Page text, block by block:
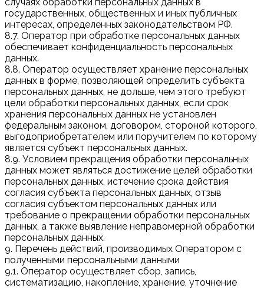
государственных, общественных и иных публичных
интересах, определенных законодательством РФ.
8.7. Оператор при обработке персональных данных
обеспечивает конфиденциальность персональных
данных.
8.8. Оператор осуществляет хранение персональных
данных в форме, позволяющей определить субъекта
персональных данных, не дольше, чем этого требуют
цели обработки персональных данных, если срок
хранения персональных данных не установлен
федеральным законом, договором, стороной которого,
выгодоприобретателем или поручителем по которому
является субъект персональных данных.
8.9. Условием прекращения обработки персональных
данных может являться достижение целей обработки
персональных данных, истечение срока действия
согласия субъекта персональных данных, отзыв
согласия субъектом персональных данных или
требование о прекращении обработки персональных
данных, а также выявление неправомерной обработки
персональных данных.
9. Перечень действий, производимых Оператором с
полученными персональными данными
9.1. Оператор осуществляет сбор, запись,
систематизацию, накопление, хранение, уточнение